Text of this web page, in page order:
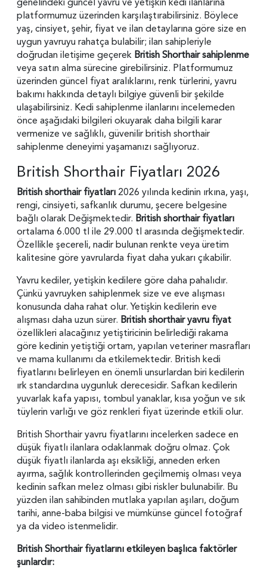
platformumuz üzerinden karşılaştırabilirsiniz. Böylece
yaş, cinsiyet, şehir, fiyat ve ilan detaylarına göre size en
uygun yavruyu rahatça bulabilir; ilan sahipleriyle
doğrudan iletişime geçerek British Shorthair sahiplenme
veya satın alma sürecine girebilirsiniz. Platformumuz
üzerinden güncel fiyat aralıklarını, renk türlerini, yavru
bakımı hakkında detaylı bilgiye güvenli bir şekilde
ulaşabilirsiniz. Kedi sahiplenme ilanlarını incelemeden
önce aşağıdaki bilgileri okuyarak daha bilgili karar
vermenize ve sağlıklı, güvenilir british shorthair
sahiplenme deneyimi yaşamanızı sağlıyoruz.
British Shorthair Fiyatları 2026
British shorthair fiyatları 2026 yılında kedinin ırkına, yaşı,
rengi, cinsiyeti, safkanlık durumu, şecere belgesine
bağlı olarak Değişmektedir. British shorthair fiyatları
ortalama 6.000 tl ile 29.000 tl arasında değişmektedir.
Özellikle şecereli, nadir bulunan renkte veya üretim
kalitesine göre yavrularda fiyat daha yukarı çıkabilir.
Yavru kediler, yetişkin kedilere göre daha pahalıdır.
Çünkü yavruyken sahiplenmek size ve eve alışması
konusunda daha rahat olur. Yetişkin kedilerin eve
alışması daha uzun sürer. British shorthair yavru fiyat
özellikleri alacağınız yetiştiricinin belirlediği rakama
göre kedinin yetiştiği ortam, yapılan veteriner masrafları
ve mama kullanımı da etkilemektedir. British kedi
fiyatlarını belirleyen en önemli unsurlardan biri kedilerin
ırk standardına uygunluk derecesidir. Safkan kedilerin
yuvarlak kafa yapısı, tombul yanaklar, kısa yoğun ve sık
tüylerin varlığı ve göz renkleri fiyat üzerinde etkili olur.
British Shorthair yavru fiyatlarını incelerken sadece en
düşük fiyatlı ilanlara odaklanmak doğru olmaz. Çok
düşük fiyatlı ilanlarda aşı eksikliği, anneden erken
ayırma, sağlık kontrollerinden geçilmemiş olması veya
kedinin safkan melez olması gibi riskler bulunabilir. Bu
yüzden ilan sahibinden mutlaka yapılan aşıları, doğum
tarihi, anne-baba bilgisi ve mümkünse güncel fotoğraf
ya da video istenmelidir.
British Shorthair fiyatlarını etkileyen başlıca faktörler
şunlardır: